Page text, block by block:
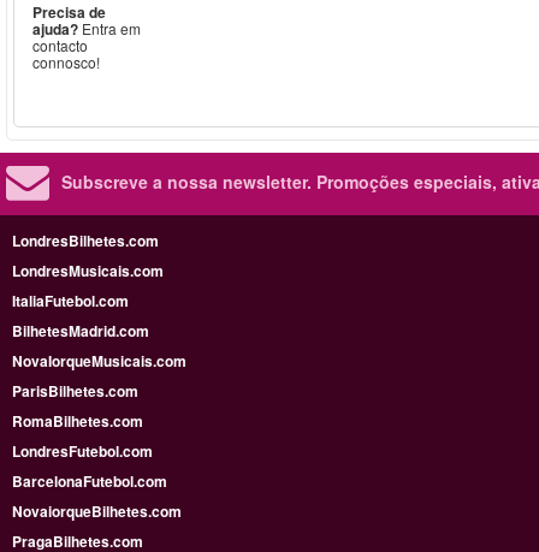
Precisa de
ajuda? Entra em
contacto
connosco!
Subscreve a nossa newsletter. Promoções especiais,
LondresBilhetes.com
LondresMusicais.com
ItaliaFutebol.com
BilhetesMadrid.com
NovaIorqueMusicais.com
ParisBilhetes.com
RomaBilhetes.com
LondresFutebol.com
BarcelonaFutebol.com
NovaiorqueBilhetes.com
PragaBilhetes.com